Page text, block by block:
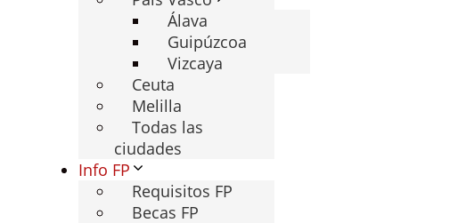
Álava
Guipúzcoa
Vizcaya
Ceuta
Melilla
Todas las
ciudades
Info FP
Requisitos FP
Becas FP